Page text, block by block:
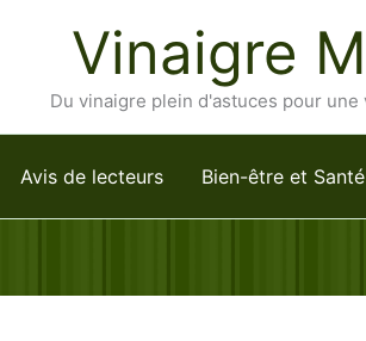
Vinaigre
Du vinaigre plein d'astuces pour une
Avis de lecteurs Bien-être et Santé